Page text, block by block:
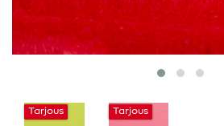
Tarjous Tarjous